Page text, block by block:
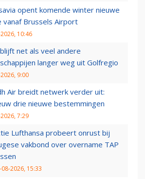
opent komende winter nieuwe
vanaf Brussels Airport
10:46
net als veel andere
langer weg uit Golfregio
9:00
Air breidt netwerk verder uit:
drie nieuwe bestemmingen
7:29
Lufthansa probeert onrust bij
vakbond over overname TAP
08-2026, 15:33